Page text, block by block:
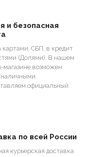
и безопасная
картами, СБП, в кредит
(Долями). В нашем
магазине возможен
наличными.
официальный
по всей России
курьерская доставка